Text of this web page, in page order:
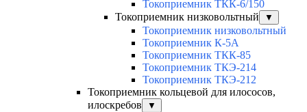
Токоприемник ТКК-6/150
Токоприемник низковольтный
▼
Токоприемник низковольтный
Токоприемник К-5А
Токоприемник ТКК-85
Токоприемник ТКЭ-214
Токоприемник ТКЭ-212
Токоприемник кольцевой для илососов,
илоскребов
▼